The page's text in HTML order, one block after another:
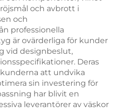
och avbrott i
och
professionella
är ovärderliga för kunder
vid designbeslut,
Deras
att undvika
sin investering för
har blivit en
leverantörer av väskor